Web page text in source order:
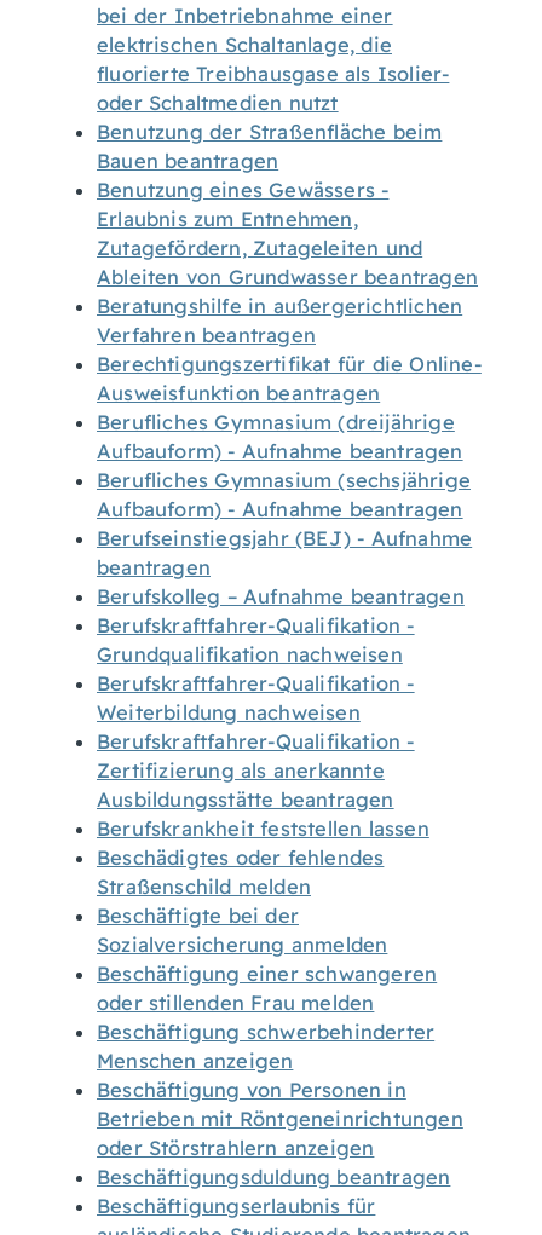
bei der Inbetriebnahme einer
elektrischen Schaltanlage, die
fluorierte Treibhausgase als Isolier-
oder Schaltmedien nutzt
Benutzung der Straßenfläche beim
Bauen beantragen
Benutzung eines Gewässers -
Erlaubnis zum Entnehmen,
Zutagefördern, Zutageleiten und
Ableiten von Grundwasser beantragen
Beratungshilfe in außergerichtlichen
Verfahren beantragen
Berechtigungszertifikat für die Online-
Ausweisfunktion beantragen
Berufliches Gymnasium (dreijährige
Aufbauform) - Aufnahme beantragen
Berufliches Gymnasium (sechsjährige
Aufbauform) - Aufnahme beantragen
Berufseinstiegsjahr (BEJ) - Aufnahme
beantragen
Berufskolleg – Aufnahme beantragen
Berufskraftfahrer-Qualifikation -
Grundqualifikation nachweisen
Berufskraftfahrer-Qualifikation -
Weiterbildung nachweisen
Berufskraftfahrer-Qualifikation -
Zertifizierung als anerkannte
Ausbildungsstätte beantragen
Berufskrankheit feststellen lassen
Beschädigtes oder fehlendes
Straßenschild melden
Beschäftigte bei der
Sozialversicherung anmelden
Beschäftigung einer schwangeren
oder stillenden Frau melden
Beschäftigung schwerbehinderter
Menschen anzeigen
Beschäftigung von Personen in
Betrieben mit Röntgeneinrichtungen
oder Störstrahlern anzeigen
Beschäftigungsduldung beantragen
Beschäftigungserlaubnis für